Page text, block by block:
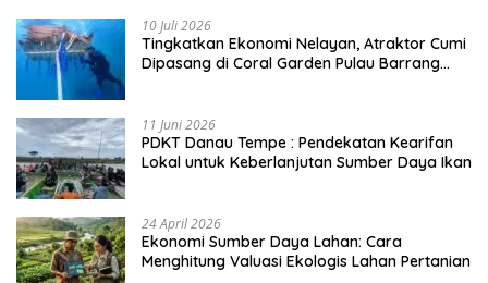
10 Juli 2026
Tingkatkan Ekonomi Nelayan, Atraktor Cumi
Dipasang di Coral Garden Pulau Barrang
11 Juni 2026
PDKT Danau Tempe : Pendekatan Kearifan
Lokal untuk Keberlanjutan Sumber Daya Ikan
24 April 2026
Ekonomi Sumber Daya Lahan: Cara
Menghitung Valuasi Ekologis Lahan Pertanian